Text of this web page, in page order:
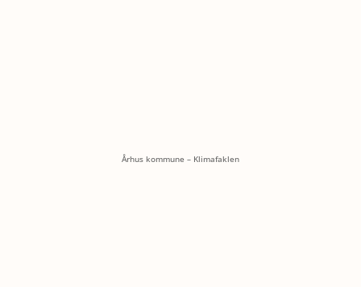
Århus kommune – Klimafaklen